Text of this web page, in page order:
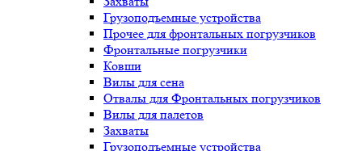
Грузоподъемные устройства
Прочее для фронтальных погрузчиков
Фронтальные погрузчики
Ковши
Вилы для сена
Отвалы для Фронтальных погрузчиков
Вилы для палетов
Захваты
Грузоподъемные устройства